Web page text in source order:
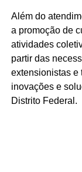
Além do
a promoção de
atividades
partir das
extensionistas e
inovações e
Distrito Federal.